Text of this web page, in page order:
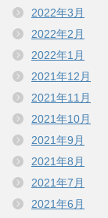
2022年3月
2022年2月
2022年1月
2021年12月
2021年11月
2021年10月
2021年9月
2021年8月
2021年7月
2021年6月